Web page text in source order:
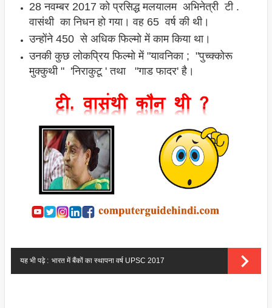
28 नवम्बर 2017 को प्रसिद्ध मलयालम अभिनेत्री टी .
वासंथी का निधन हो गया। वह 65 वर्ष की थी।
उन्होंने 450 से अधिक फिल्मो में काम किया था।
उनकी कुछ लोकप्रिय फिल्मो में "यावनिका ; "पुच्क्कोरू
मुक्कुथी " 'निराकुटू ' तथा "गाड फादर' है।
यह भी पढ़े : भारत में बैंकों का स्थापना वर्ष UPSC 2017